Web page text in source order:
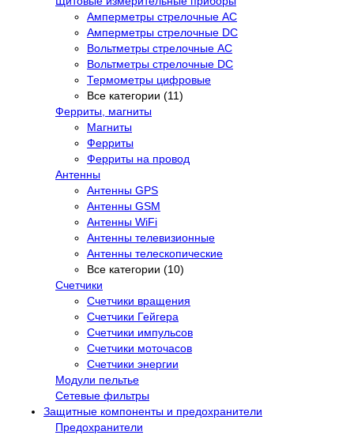
Амперметры стрелочные AC
Амперметры стрелочные DC
Вольтметры стрелочные AC
Вольтметры стрелочные DC
Термометры цифровые
Все категории (11)
Ферриты, магниты
Магниты
Ферриты
Ферриты на провод
Антенны
Антенны GPS
Антенны GSM
Антенны WiFi
Антенны телевизионные
Антенны телескопические
Все категории (10)
Счетчики
Счетчики вращения
Счетчики Гейгера
Счетчики импульсов
Счетчики моточасов
Счетчики энергии
Модули пельтье
Сетевые фильтры
Защитные компоненты и предохранители
Предохранители